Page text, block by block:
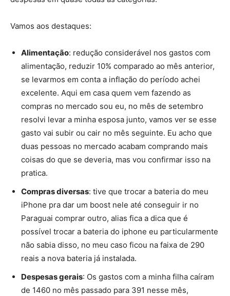
Vamos aos destaques:
Alimentação: redução considerável nos gastos com
alimentação, reduzir 10% comparado ao mês anterior,
se levarmos em conta a inflação do período achei
excelente. Aqui em casa quem vem fazendo as
compras no mercado sou eu, no mês de setembro
resolvi levar a minha esposa junto, vamos ver se esse
gasto vai subir ou cair no mês seguinte. Eu acho que
duas pessoas no mercado acabam comprando mais
coisas do que se deveria, mas vou confirmar isso na
pratica.
Compras diversas: tive que trocar a bateria do meu
iPhone pra dar um boost nele até conseguir ir no
Paraguai comprar outro, alias fica a dica que é
possível trocar a bateria do iphone eu particularmente
não sabia disso, no meu caso ficou na faixa de 290
reais a nova bateria já instalada.
Despesas gerais: Os gastos com a minha filha caíram
de 1460 no mês passado para 391 nesse mês,